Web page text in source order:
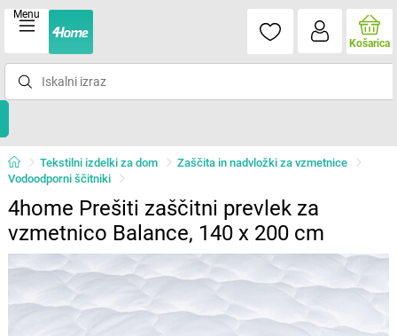
Menu
Košarica
Tekstilni izdelki za dom
Zaščita in nadvložki za vzmetnice
Vodoodporni ščitniki
4home Prešiti zaščitni prevlek za
vzmetnico Balance, 140 x 200 cm